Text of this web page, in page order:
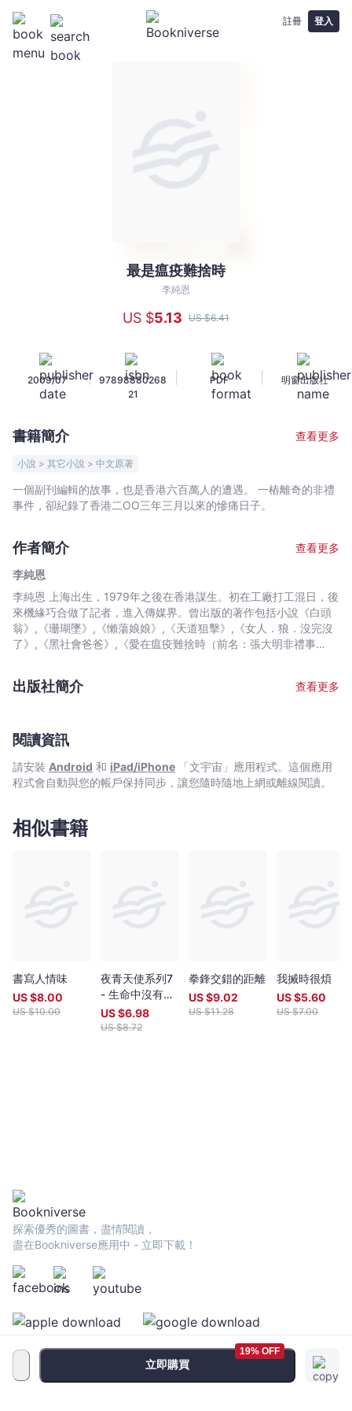
註冊 登入
純
恩
文
｜
Bookniverse
最是瘟疫難捨時
李純恩
US $5.13 US $6.41
2009/07 |
97898880268
21
PDF 明窗出版社
書籍簡介 查看更多
小說 > 其它小說 > 中文原著
一個副刊編輯的故事，也是香港六百萬人的遭遇。 一樁離奇的非禮
事件，卻紀錄了香港二OO三年三月以來的慘痛日子。
作者簡介
查看更多
李純恩
李純恩 上海出生，1979年之後在香港謀生。初在工廠打工混日，後
來機緣巧合做了記者，進入傳媒界。曾出版的著作包括小說《白頭
翁》,《珊瑚墜》,《懶蕩娘娘》,《天道狙擊》,《女人．狼．沒完沒
了》,《黑社會爸爸》,《愛在瘟疫難捨時（前名：張大明非禮事
一頓》；攝影遊記《天下遊》,《日本遊》,《澳紐天地遊》等。
出版社簡介 查看更多
閱讀資訊
請安裝 Android 和 iPad/iPhone 「文宇宙」應用程式。這個應用
程式會自動與您的帳戶保持同步，讓您隨時隨地上網或離線閱讀。
相似書籍
書寫人情味
US $8.00
US $10.00
夜青天使系列7
- 生命中沒有如
果
US $6.98
US $8.72
拳鋒交錯的距離
US $9.02
US $11.28
我搣時很煩
US $5.60
US $7.00
立即購買
19% OFF
探索優秀的圖書，盡情閱讀，
盡在Bookniverse應用中 - 立即下載！